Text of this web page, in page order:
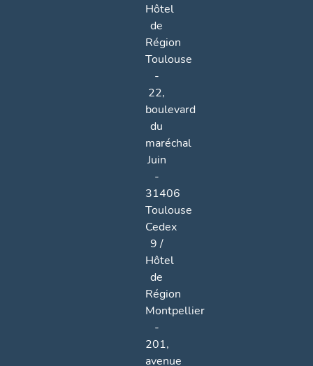
Hôtel
de
Région
Toulouse
-
22,
boulevard
du
maréchal
Juin
-
31406
Toulouse
Cedex
9 /
Hôtel
de
Région
Montpellier
-
201,
avenue